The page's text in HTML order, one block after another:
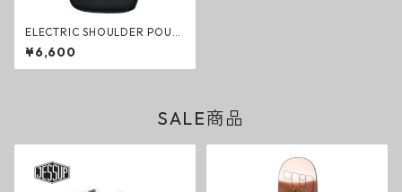
ELECTRIC SHOULDER POUC
H DOT CAMO ショルダーポー
チ ドットカモ バッグ エレクト
リック グッズ
¥6,600
SALE商品